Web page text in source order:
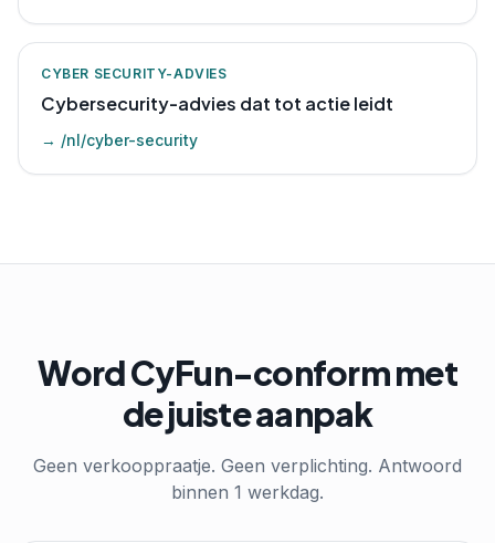
CYBER SECURITY-ADVIES
Cybersecurity-advies dat tot actie leidt
→ /nl/cyber-security
Word CyFun-conform met
de juiste aanpak
Geen verkooppraatje. Geen verplichting. Antwoord
binnen 1 werkdag.